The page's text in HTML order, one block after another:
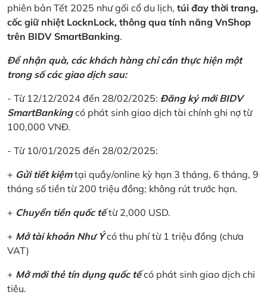
phiên bản Tết 2025 như gối cổ du lịch, túi đay thời trang,
cốc giữ nhiệt LocknLock, thông qua tính năng VnShop
trên BIDV SmartBanking.
Để nhận quà, các khách hàng chỉ cần thực hiện một
trong số các giao dịch sau:
- Từ 12/12/2024 đến 28/02/2025: Đăng ký mới BIDV
SmartBankingcó phát sinh giao dịch tài chính ghi nợ từ
100,000 VNĐ.
- Từ 10/01/2025 đến 28/02/2025:
+ Gửi tiết kiệmtại quầy/online kỳ hạn 3 tháng, 6 tháng, 9
tháng số tiền từ 200 triệu đồng; không rút trước hạn.
+ Chuyển tiền quốc tếtừ 2,000 USD.
+ Mở tài khoản Như Ýcó thu phí từ 1 triệu đồng (chưa
VAT)
+ Mở mới thẻ tín dụng quốc tếcó phát sinh giao dịch chi
tiêu.